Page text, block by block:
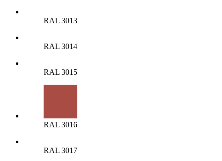
RAL 3013
RAL 3014
RAL 3015
RAL 3016
RAL 3017